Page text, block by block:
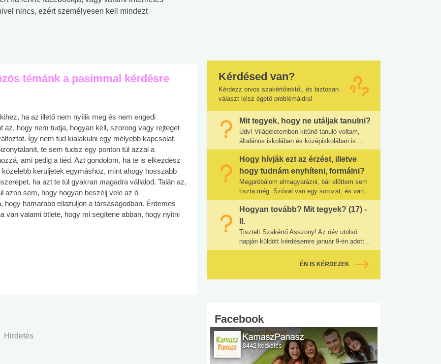
nincs, ezért személyesen kell mindezt
témánk a pasimmal kérdésre
ha az illető nem nyílik meg és nem engedi
az, hogy nem tudja, hogyan kell, szorong vagy rejteget
Így nem tud kialakulni egy mélyebb kapcsolat.
te sem tudsz egy ponton túl azzal a
ami pedig a tiéd. Azt gondolom, ha te is elkezdesz
kerüljetek egymáshoz, mint ahogy hosszabb
ha azt te túl gyakran magadra vállalod. Talán az,
azon sem, hogy hogyan beszélj vele az ő
hamarabb ellazuljon a társaságodban. Érdemes
van valami ötlete, hogy mi segítene abban, hogy nyitni
Hirdetés
Kérdésed van?
Kérdezz orvos szakértőinktől, és biztosan
választ lelsz égető problémáidra!
Mit tegyek, hogy ne utáljak tanulni?
Üdv! Világéletemben kitűnő tanuló voltam,
általános iskolában és középiskolában is....
Hogy hívják ezt az érzést, illetve
hogy tudnám enyhíteni, formálni?
Megpróbálom elmagyarázni, bár előttem sem
tiszta még. Szóval van egy sorozat, és van...
Hogyan tovább? Mit tegyek? (17) -
II.
Tisztelt Szakértő Asszony! Az óév utolsó
napján küldött kérdésemre január 9-én adott...
ÉN IS KÉRDEZEK
Facebook